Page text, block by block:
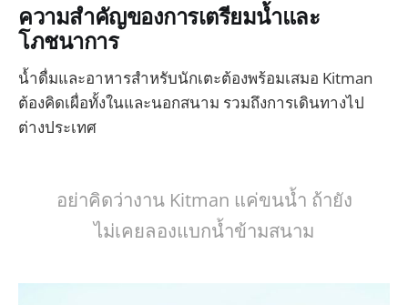
ความสำคัญของการเตรียมน้ำและ
โภชนาการ
น้ำดื่มและอาหารสำหรับนักเตะต้องพร้อมเสมอ Kitman
ต้องคิดเผื่อทั้งในและนอกสนาม รวมถึงการเดินทางไป
ต่างประเทศ
อย่าคิดว่างาน Kitman แค่ขนน้ำ ถ้ายัง
ไม่เคยลองแบกน้ำข้ามสนาม